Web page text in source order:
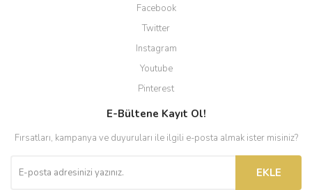
Facebook
Twitter
Instagram
Youtube
Pinterest
E-Bültene Kayıt Ol!
Fırsatları, kampanya ve duyuruları ile ilgili e-posta almak ister misiniz?
EKLE